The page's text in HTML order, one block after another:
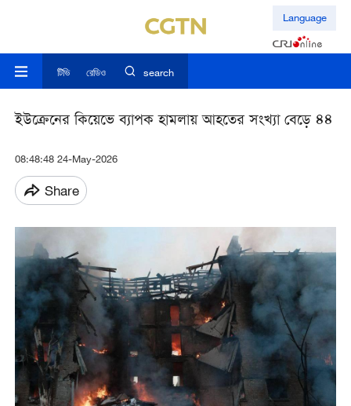
Language
টিভি রেডিও search
ইউক্রেনের কিয়েভে ব্যাপক হামলায় আহতের সংখ্যা বেড়ে ৪৪
08:48:48 24-May-2026
Share